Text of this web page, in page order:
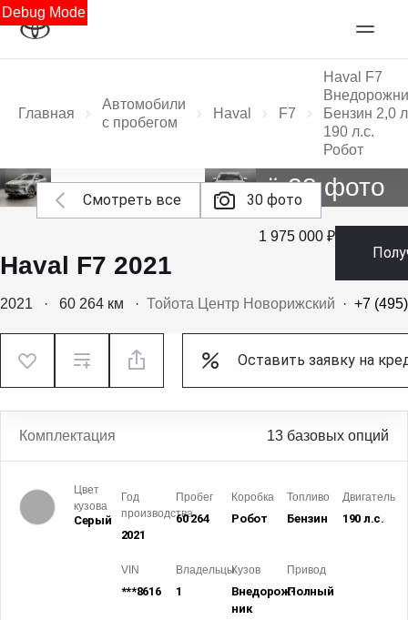
Debug Mode
Главная
Автомобили
с пробегом
Haval F7
Haval F7
Бензин 2,0 л
190 л.с.
Робот
Смотреть все 30 фото
Ещё 28 фото
Haval F7 2021
1 975 000 ₽
2021 · 60 264 км · Тойота Центр Новорижский · +7
Оставить заявку на
Комплектация 13 базовых опций
Цвет
кузова
Серый
Год
производства
2021
Пробег
60 264
Коробка
Робот
Топливо
Бензин
Двигатель
190 л.с.
VIN
***8616
Владельцы
1
Кузов
Внедорож­
ник
Привод
Полный